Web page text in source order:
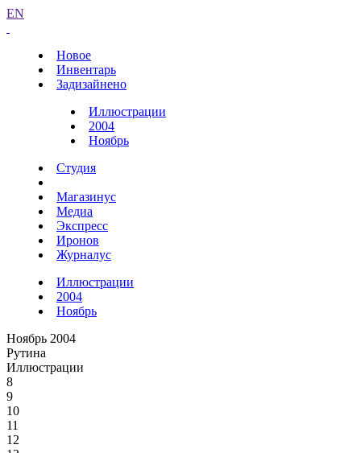
EN
Новое
Инвентарь
Задизайнено
Иллюстрации
2004
Ноябрь
Студия
Магазинус
Медиа
Экспресс
Иронов
Журналус
Иллюстрации
2004
Ноябрь
Ноябрь 2004
Рутина
Иллюстрации
8
9
10
11
12